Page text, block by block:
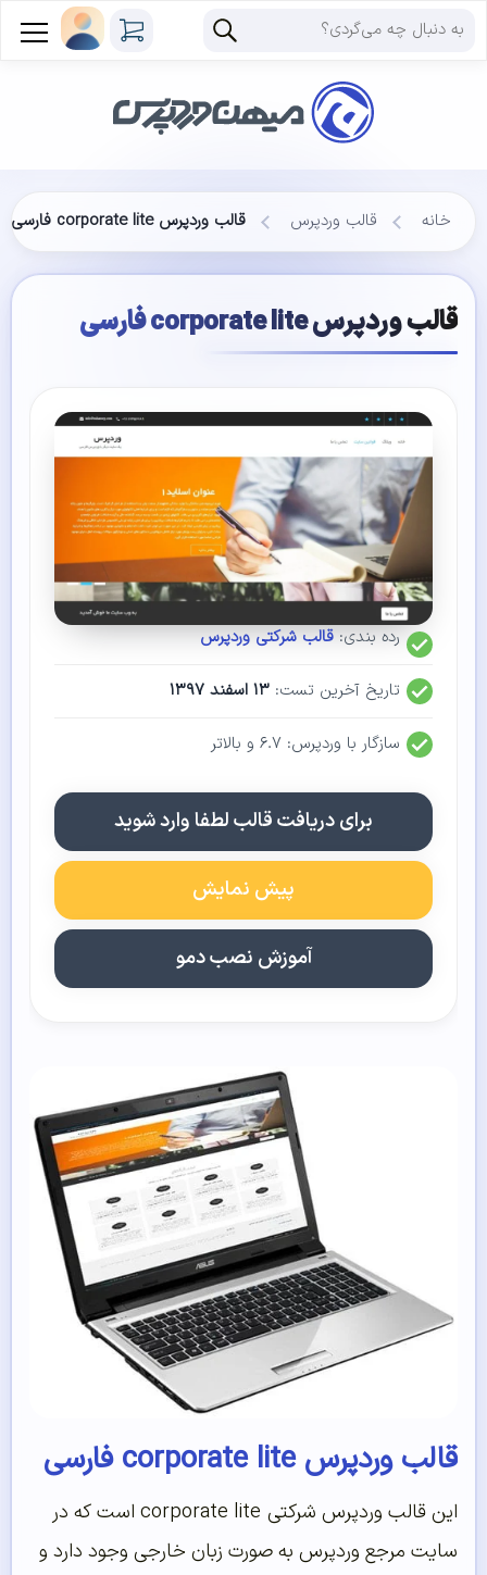
خانه قالب وردپرس قالب وردپرس corporate lite فارسی
قالب وردپرس corporate lite فارسی
رده بندی:قالب شرکتی وردپرس
تاریخ آخرین تست: ۱۳ اسفند ۱۳۹۷
سازگار با وردپرس: ۶.۷ و بالاتر
برای دریافت قالب لطفا وارد شوید
پیش نمایش
آموزش نصب دمو
قالب وردپرس corporate lite فارسی
این قالب وردپرس شرکتی corporate lite است که در
سایت مرجع وردپرس به صورت زبان خارجی وجود دارد و